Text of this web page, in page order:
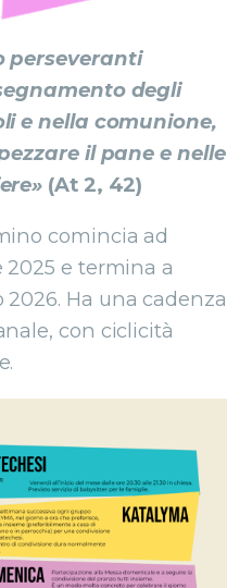
perseveranti
degli
e nella comunione,
il pane e nelle
(At 2, 42)
comincia ad
2025 e termina a
Ha una cadenza
con ciclicità